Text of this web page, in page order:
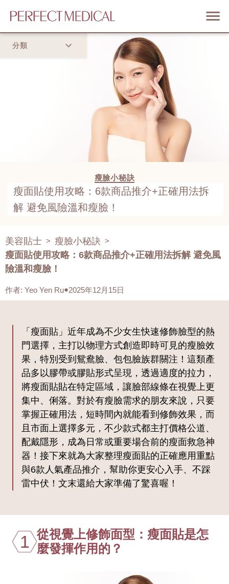
分類
瘦臉小秘訣
瘦面貼使用攻略：6款商品推介+正確用法拆
解 避免風險溫和瘦臉！
美容貼士 > 瘦臉小秘訣 >
瘦面貼使用攻略：6款商品推介+正確用法拆解 避免風
險溫和瘦臉！
作者: Yeo Yen Ru 2025年12月15日
「瘦面貼」近年成為不少女生快速修飾臉型的熱
門選擇，主打以物理方式創造即時可見的瘦臉效
果，特別受到鴛鴦臉、包包臉族群關注！這類產
品多以膠帶或膠貼形式呈現，透過適度的拉力，
將瘦面貼貼在特定區域，讓臉部線條在視覺上更
集中、俐落。對於有瘦臉需求的朋友來說，只要
掌握正確用法，短時間內就能看到修飾效果，而
且市面上選擇多元，不少款式都主打價格公道、
配戴隱形，成為日常或重要場合前的瘦面救急神
器！接下來就為大家整理瘦面貼的正確應用重點
與6款人氣產品推介，幫助你更安心入手、不踩
雷中伏！文末還給大家準備了驚喜喔！
1 從視覺上修飾面型：瘦面貼是怎
麼發揮作用的？